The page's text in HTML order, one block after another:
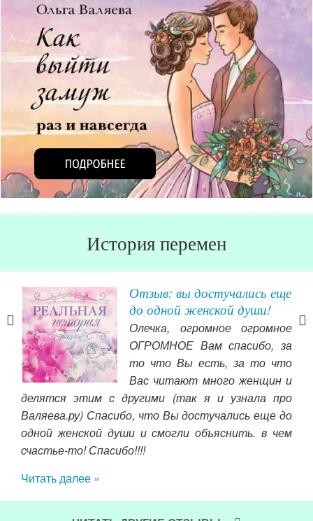
История перемен
в
Отзыв: вы достучались еще
до одной женской души!
Олечка, огромное огромное
ОГРОМНОЕ Вам спасибо, за
то что Вы есть, за то что
Вас читают много женщин и
делятся этим с другими (так я и узнала про
Валяева.ру) Спасибо, что Вы достучались еще до
одной женской души и смогли объяснить. в чем
счастье-то! Спасибо!!!!
Читать далее »